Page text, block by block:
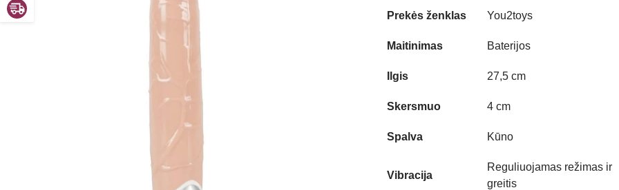
Prekės ženklas You2toys
Maitinimas Baterijos
Ilgis 27,5 cm
Skersmuo 4 cm
Spalva Kūno
Vibracija
Reguliuojamas režimas ir
greitis